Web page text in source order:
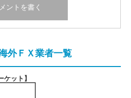
外ＦＸ業者一覧
ケット 】